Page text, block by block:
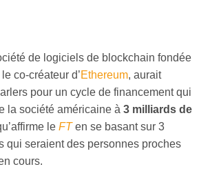
de logiciels de blockchain fondée
co-créateur d’Ethereum, aurait
pour un cycle de financement qui
la société américaine à 3 milliards de
le FTen se basant sur 3
qui seraient des personnes proches
cours.